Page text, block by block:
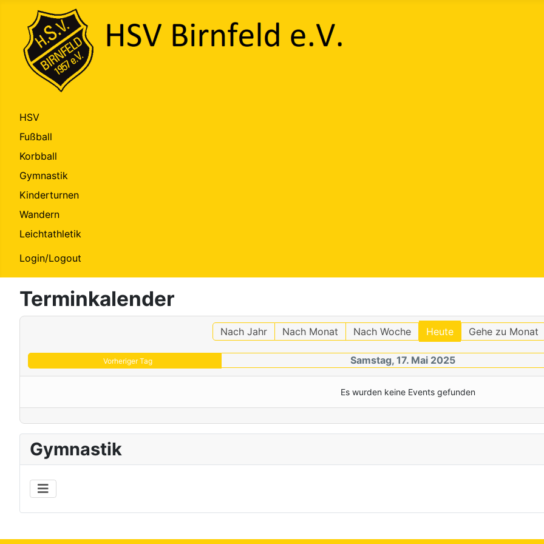
HSV
Fußball
Korbball
Gymnastik
Kinderturnen
Wandern
Leichtathletik
Login/Logout
Terminkalender
Nach Jahr Nach Monat Nach Woche Heute Gehe zu Monat
Vorheriger Tag Samstag, 17. Mai 2025
Es wurden keine Events gefunden
Gymnastik